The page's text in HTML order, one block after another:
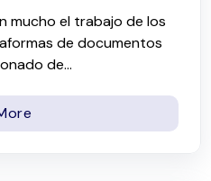
mucho el trabajo de los
de documentos
de...